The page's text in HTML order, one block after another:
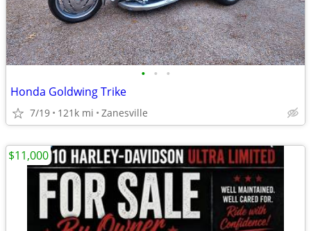
• • •
Honda Goldwing Trike
7/19 121k mi Zanesville
$11,000